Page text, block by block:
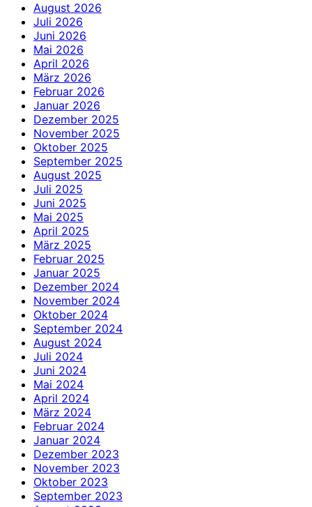
August 2026
Juli 2026
Juni 2026
Mai 2026
April 2026
März 2026
Februar 2026
Januar 2026
Dezember 2025
November 2025
Oktober 2025
September 2025
August 2025
Juli 2025
Juni 2025
Mai 2025
April 2025
März 2025
Februar 2025
Januar 2025
Dezember 2024
November 2024
Oktober 2024
September 2024
August 2024
Juli 2024
Juni 2024
Mai 2024
April 2024
März 2024
Februar 2024
Januar 2024
Dezember 2023
November 2023
Oktober 2023
September 2023